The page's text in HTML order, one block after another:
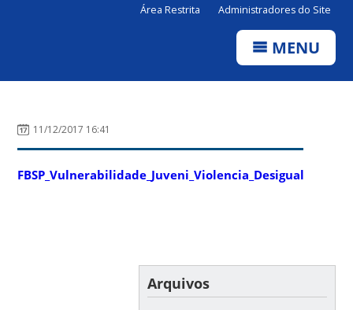
Área Restrita Administradores do Site
MENU
11/12/2017 16:41
Arquivos